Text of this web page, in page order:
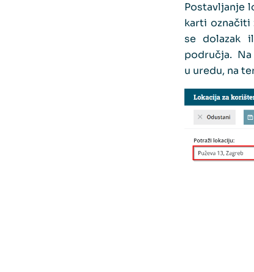
Postavljanje
karti označiti
se dolazak
područja.
u uredu, na